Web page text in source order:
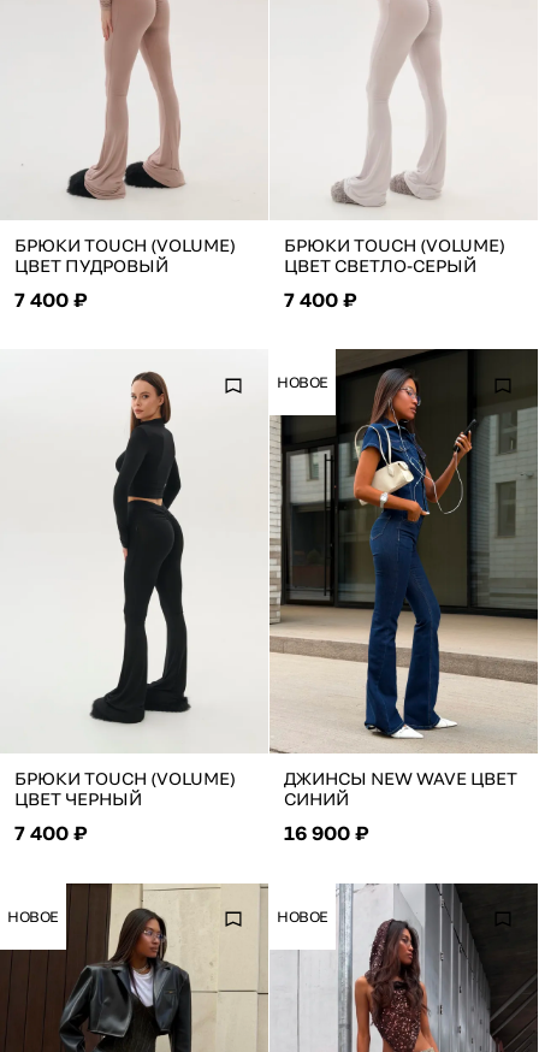
БРЮКИ TOUCH (VOLUME)
ЦВЕТ ПУДРОВЫЙ
7 400 ₽
БРЮКИ TOUCH (VOLUME)
ЦВЕТ СВЕТЛО-СЕРЫЙ
7 400 ₽
БРЮКИ TOUCH (VOLUME)
ЦВЕТ ЧЕРНЫЙ
7 400 ₽
НОВОЕ
ДЖИНСЫ NEW WAVE ЦВЕТ
СИНИЙ
16 900 ₽
НОВОЕ НОВОЕ